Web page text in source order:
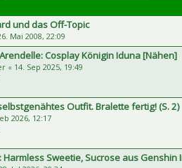
und das Off-Topic
Mai 2008, 22:09
Cosplay Königin Iduna [Nähen]
« 14. Sep 2025, 19:49
Outfit. Bralette fertig! (S. 2)
2026, 12:17
Harmless Sweetie, Sucrose aus Genshin